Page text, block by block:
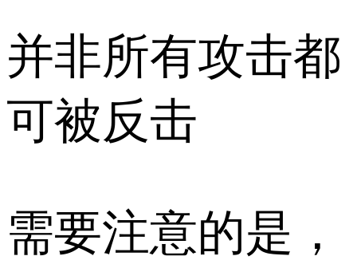
并非所有攻击都
可被反击
需要注意的是，